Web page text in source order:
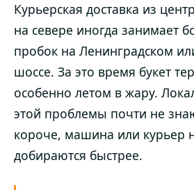
Курьерская доставка из
на севере иногда занимает
пробок на Ленинградском
шоссе. За это время букет
особенно летом в жару.
этой проблемы почти не
короче, машина или курьер
добираются быстрее.